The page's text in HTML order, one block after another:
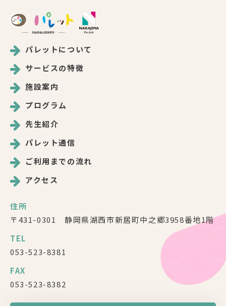
パレットについて
サービスの特徴
施設案内
プログラム
先生紹介
パレット通信
ご利用までの流れ
アクセス
住所
〒431-0301 静岡県湖西市新居町中之郷3958番地1階
TEL
053-523-8381
FAX
053-523-8382